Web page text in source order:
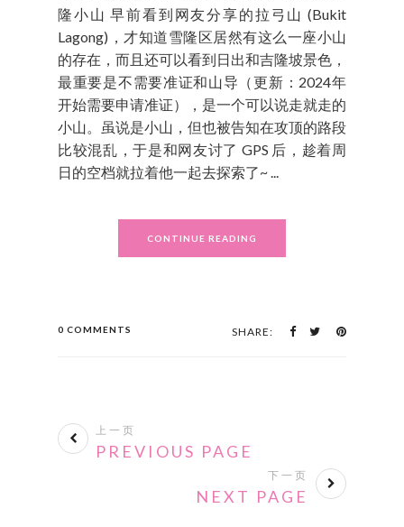
隆小山 早前看到网友分享的拉弓山 (Bukit
Lagong)，才知道雪隆区居然有这么一座小山
的存在，而且还可以看到日出和吉隆坡景色，
最重要是不需要准证和山导（更新：2024年
开始需要申请准证），是一个可以说走就走的
小山。虽说是小山，但也被告知在攻顶的路段
比较混乱，于是和网友讨了 GPS 后，趁着周
日的空档就拉着他一起去探索了~ ...
CONTINUE READING
0 COMMENTS SHARE:
上一页
PREVIOUS PAGE
下一页
NEXT PAGE